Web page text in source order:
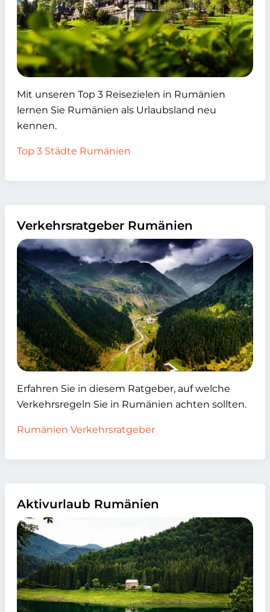
Mit unseren Top 3 Reisezielen in Rumänien
lernen Sie Rumänien als Urlaubsland neu
kennen.
Top 3 Städte Rumänien
Verkehrsratgeber Rumänien
Erfahren Sie in diesem Ratgeber, auf welche
Verkehrsregeln Sie in Rumänien achten sollten.
Rumänien Verkehrsratgeber
Aktivurlaub Rumänien